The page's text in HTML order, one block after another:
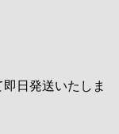
日発送いたしま